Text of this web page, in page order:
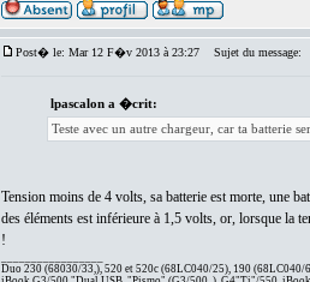
Post� le: Mar 12 F�v 2013 à 23:27 Sujet du message:
lpascalon a �crit:
Teste avec un autre chargeur, car ta batterie
Tension moins de 4 volts, sa batterie est morte, une
des éléments est inférieure à 1,5 volts, or, lorsque la
!
Duo 230 (68030/33,), 520 et 520c (68LC040/25), 190 (68LC040/